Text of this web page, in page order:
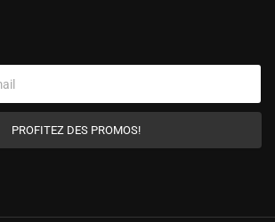
PROFITEZ DES PROMOS!